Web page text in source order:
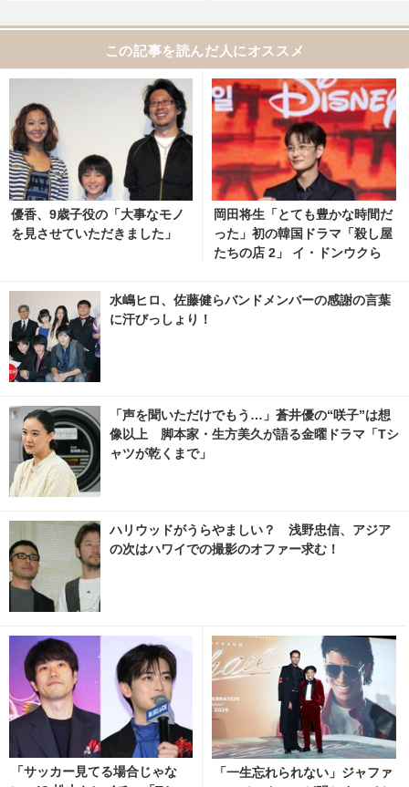
この記事を読んだ人にオススメ
優香、9歳子役の「大事なモノ
を見させていただきました」
岡田将生「とても豊かな時間だ
った」初の韓国ドラマ「殺し屋
たちの店 2」 イ・ドンウクら
水嶋ヒロ、佐藤健らバンドメンバーの感謝の言葉
に汗びっしょり！
「声を聞いただけでもう…」蒼井優の“咲子”は想
像以上 脚本家・生方美久が語る金曜ドラマ「Tシ
ャツが乾くまで」
ハリウッドがうらやましい？ 浅野忠信、アジア
の次はハワイでの撮影のオファー求む！
「サッカー見てる場合じゃな
「一生忘れられない」ジャファ